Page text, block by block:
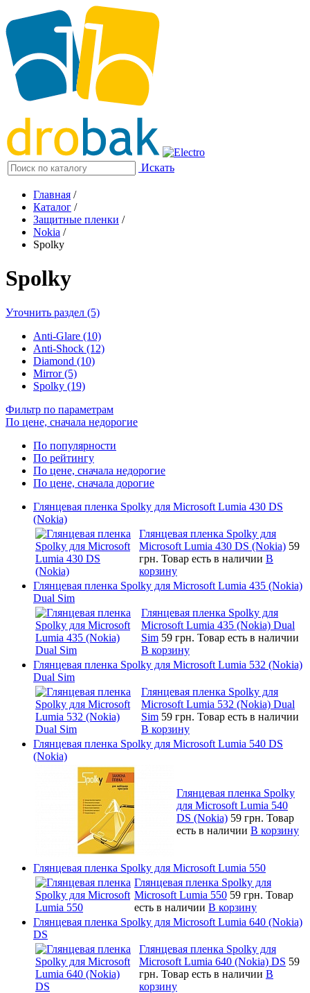
Искать
Главная /
Каталог /
Защитные пленки /
Nokia /
Spolky
Spolky
Уточнить раздел (5)
Anti-Glare (10)
Anti-Shock (12)
Diamond (10)
Mirror (5)
Spolky (19)
Фильтр по параметрам
По цене, сначала недорогие
По популярности
По рейтингу
По цене, сначала недорогие
По цене, сначала дорогие
Глянцевая пленка Spolky для Microsoft Lumia 430 DS
(Nokia)
Глянцевая пленка Spolky для
Microsoft Lumia 430 DS (Nokia) 59
грн. Товар есть в наличии В
корзину
Глянцевая пленка Spolky для Microsoft Lumia 435 (Nokia)
Dual Sim
Глянцевая пленка Spolky для
Microsoft Lumia 435 (Nokia) Dual
Sim 59 грн. Товар есть в наличии
В корзину
Глянцевая пленка Spolky для Microsoft Lumia 532 (Nokia)
Dual Sim
Глянцевая пленка Spolky для
Microsoft Lumia 532 (Nokia) Dual
Sim 59 грн. Товар есть в наличии
В корзину
Глянцевая пленка Spolky для Microsoft Lumia 540 DS
(Nokia)
Глянцевая пленка Spolky
для Microsoft Lumia 540
DS (Nokia) 59 грн. Товар
есть в наличии В корзину
Глянцевая пленка Spolky для Microsoft Lumia 550
Глянцевая пленка Spolky для
Microsoft Lumia 550 59 грн. Товар
есть в наличии В корзину
Глянцевая пленка Spolky для Microsoft Lumia 640 (Nokia)
DS
Глянцевая пленка Spolky для
Microsoft Lumia 640 (Nokia) DS 59
грн. Товар есть в наличии В
корзину